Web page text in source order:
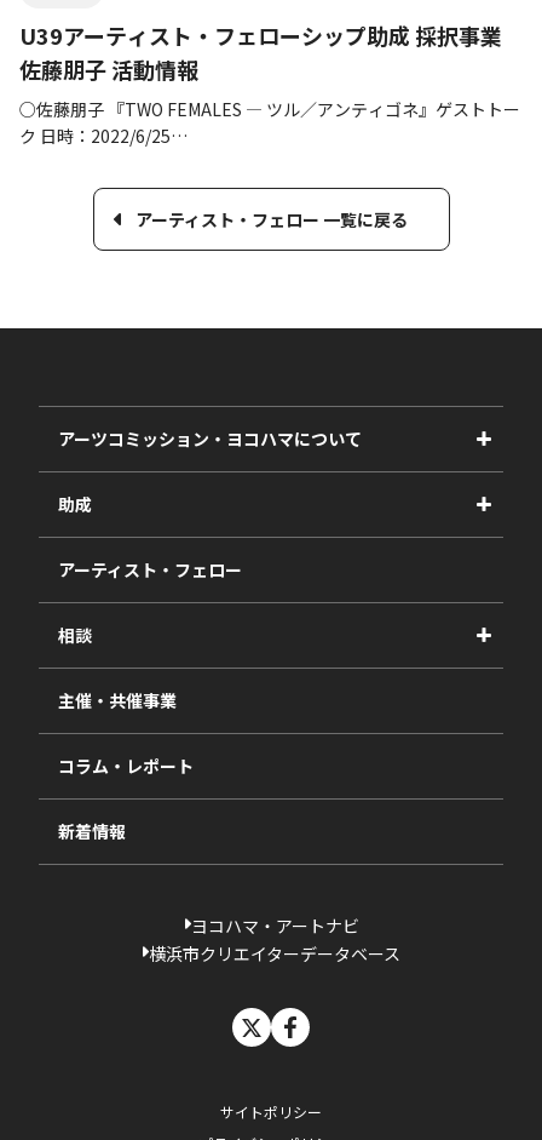
U39アーティスト・フェローシップ助成 採択事業
佐藤朋子 活動情報
○佐藤朋子 『TWO FEMALES ― ツル／アンティゴネ』ゲストトー
ク 日時：2022/6/25…
アーティスト・フェロー 一覧に戻る
アーツコミッション・ヨコハマについて
事業紹介
事業報告書
助成
2027年度
2026年度
2025年度
2024年度
2023年度
過去の採択一覧
アーティスト・フェロー
相談
視察・ヒアリング・研究
相談依頼フォーム
主催・共催事業
コラム・レポート
新着情報
ヨコハマ・アートナビ
横浜市クリエイターデータベース
サイトポリシー